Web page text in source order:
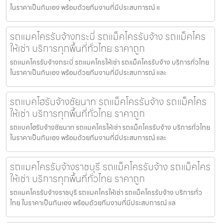
ในราคาเป็นกันเอง พร้อมด้วยทีมงานที่มีประสบการณ์ แ
รถแมคโครรับจ้างกระบี่ รถแม็คโครรับจ้าง รถแม็คโคร
ให้เช่า บริการทุกพื้นที่ทั่วไทย ราคาถูก
รถแมคโครรับจ้างกระบี่ รถแมคโครให้เช่า รถแม็คโครรับจ้าง บริการทั่วไทย
ในราคาเป็นกันเอง พร้อมด้วยทีมงานที่มีประสบการณ์ และ
รถแบคโฮรับจ้างชัยนาท รถแม็คโครรับจ้าง รถแม็คโคร
ให้เช่า บริการทุกพื้นที่ทั่วไทย ราคาถูก
รถแบคโฮรับจ้างชัยนาท รถแมคโครให้เช่า รถแม็คโครรับจ้าง บริการทั่วไทย
ในราคาเป็นกันเอง พร้อมด้วยทีมงานที่มีประสบการณ์ และ
รถแมคโครรับจ้างราชบุรี รถแม็คโครรับจ้าง รถแม็คโคร
ให้เช่า บริการทุกพื้นที่ทั่วไทย ราคาถูก
รถแมคโครรับจ้างราชบุรี รถแมคโครให้เช่า รถแม็คโครรับจ้าง บริการทั่ว
ไทย ในราคาเป็นกันเอง พร้อมด้วยทีมงานที่มีประสบการณ์ แล